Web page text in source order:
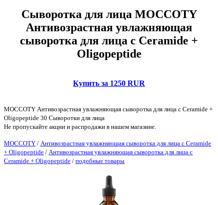
Сыворотка для лица MOCCOTY
Антивозрастная увлажняющая
сыворотка для лица с Ceramide +
Oligopeptide
Купить за 1250 RUR
MOCCOTY Антивозрастная увлажняющая сыворотка для лица с Ceramide +
Oligopeptide 30 Сыворотки для лица
Не пропускайте акции и распродажи в нашем магазине.
MOCCOTY / Антивозрастная увлажняющая сыворотка для лица с Ceramide
+ Oligopeptide / Антивозрастная увлажняющая сыворотка для лица с
Ceramide + Oligopeptide / подобные товары